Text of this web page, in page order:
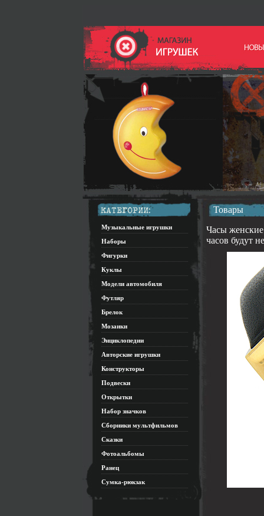
Музыкальные игрушки
Наборы
Фигурки
Куклы
Модели автомобиля
Футляр
Брелок
Мозаики
Энциклопедии
Авторские игрушки
Конструкторы
Подвески
Открытки
Набор значков
Сборники мультфильмов
Сказки
Фотоальбомы
Ранец
Сумка-рюкзак
Товары
Часы
часов будут